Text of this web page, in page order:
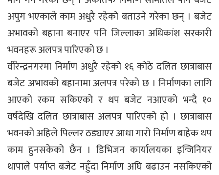
अपुग भएकाले काम अधुरै रहेको बताउने गरेका छन् । बजेट
अभावको बहाना बनाएर पनि जिल्लाका अधिकांश सरकारी
भवनहरू अलपत्र पारिएको छ ।
वीरेन्द्रनगरमा निर्माण अधुरै रहेको १६ कोठे दलित छात्राबास
बजेट अभावको बहानामा अलपत्र परेको छ । निर्माणका लागि
आएको रकम सकिएको र थप बजेट नआएको भन्दै १०
वर्षदेखि दलित छात्राबास अलपत्र पारिएको हो । छात्राबास
भवनको अहिले पिल्लर ठड्याएर आधा गारो निर्माण बाहेक थप
काम हुनसकेको छैन । डिभिजन कार्यालयका इन्जिनियर
थापाले पर्याप्त बजेट नहुँदा निर्माण अघि बढाउन नसकिएको